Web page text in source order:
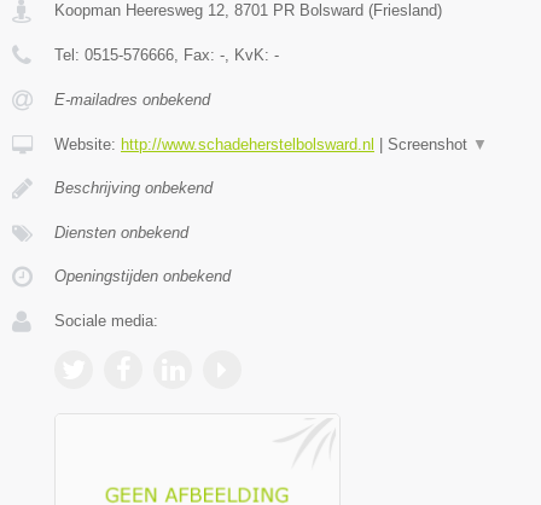
Koopman Heeresweg 12, 8701 PR Bolsward (Friesland)
Tel: 0515-576666, Fax: -, KvK: -
E-mailadres onbekend
Website: http://www.schadeherstelbolsward.nl Screenshot ▼
Beschrijving onbekend
Diensten onbekend
Openingstijden onbekend
Sociale media: